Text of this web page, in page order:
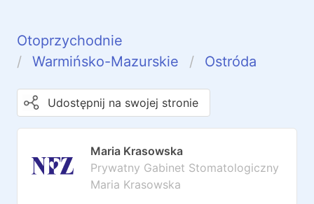
Otoprzychodnie
Warmińsko-Mazurskie
Ostróda
Udostępnij na swojej stronie
Maria Krasowska
Prywatny Gabinet Stomatologiczny
Maria Krasowska